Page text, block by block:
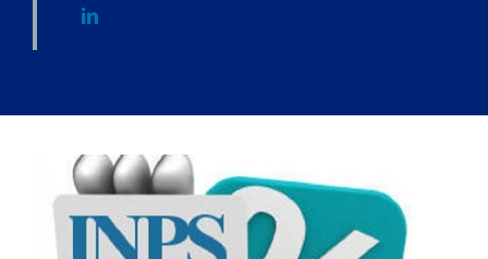
DICHIARAZIONE
PREVENTIVA
AGEVOLAZIONE
(DPA)